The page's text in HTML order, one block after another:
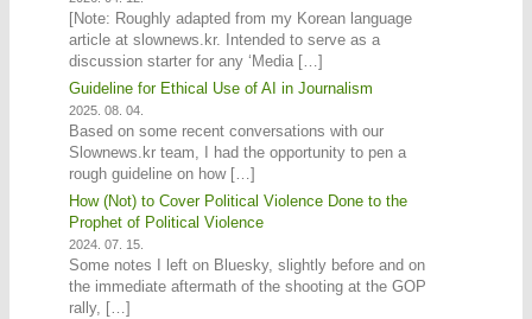
[Note: Roughly adapted from my Korean language
article at slownews.kr. Intended to serve as a
discussion starter for any ‘Media […]
Guideline for Ethical Use of AI in Journalism
2025. 08. 04.
Based on some recent conversations with our
Slownews.kr team, I had the opportunity to pen a
rough guideline on how […]
How (Not) to Cover Political Violence Done to the
Prophet of Political Violence
2024. 07. 15.
Some notes I left on Bluesky, slightly before and on
the immediate aftermath of the shooting at the GOP
rally, […]